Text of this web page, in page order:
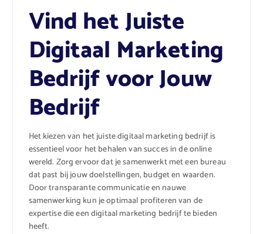
Vind het Juiste
Digitaal Marketing
Bedrijf voor Jouw
Bedrijf
Het kiezen van het juiste digitaal marketing bedrijf is
essentieel voor het behalen van succes in de online
wereld. Zorg ervoor dat je samenwerkt met een bureau
dat past bij jouw doelstellingen, budget en waarden.
Door transparante communicatie en nauwe
samenwerking kun je optimaal profiteren van de
expertise die een digitaal marketing bedrijf te bieden
heeft.